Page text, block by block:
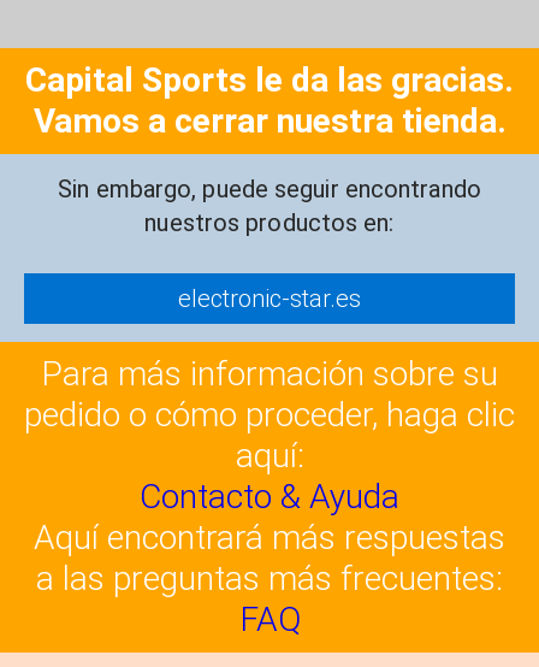
Capital Sports le da las gracias.
Vamos a cerrar nuestra tienda.
Sin embargo, puede seguir encontrando
nuestros productos en:
electronic-star.es
Para más información sobre su
pedido o cómo proceder, haga clic
aquí:
Contacto & Ayuda
Aquí encontrará más respuestas
a las preguntas más frecuentes:
FAQ